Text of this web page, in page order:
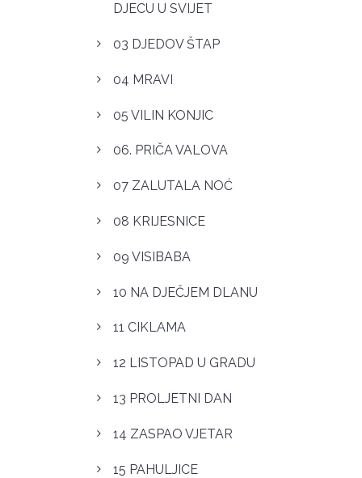
DJECU U SVIJET
03 DJEDOV ŠTAP
04 MRAVI
05 VILIN KONJIC
06. PRIČA VALOVA
07 ZALUTALA NOĆ
08 KRIJESNICE
09 VISIBABA
10 NA DJEČJEM DLANU
11 CIKLAMA
12 LISTOPAD U GRADU
13 PROLJETNI DAN
14 ZASPAO VJETAR
15 PAHULJICE